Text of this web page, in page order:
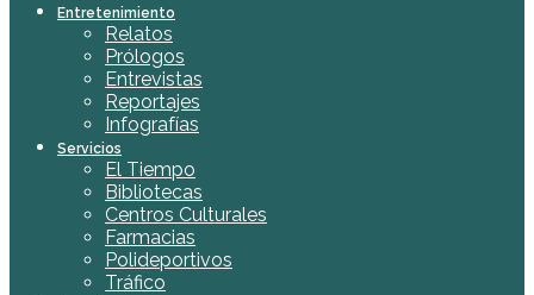
Entretenimiento
Relatos
Prólogos
Entrevistas
Reportajes
Infografías
Servicios
El Tiempo
Bibliotecas
Centros Culturales
Farmacias
Polideportivos
Tráfico